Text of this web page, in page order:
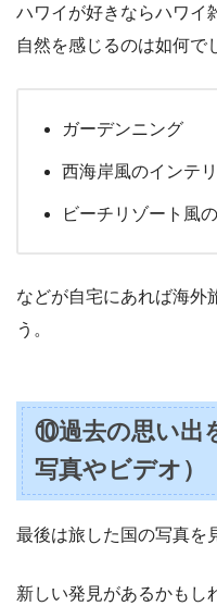
ハワイが好きならハワイ
自然を感じるのは如何で
ガーデンニング
西海岸風のインテ
ビーチリゾート風
などが自宅にあれば海外
う。
⑩過去の思い出
写真やビデオ）
最後は旅した国の写真を
新しい発見があるかもし